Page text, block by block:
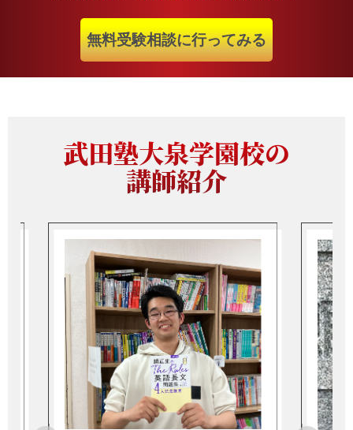
無料受験相談に行ってみる
武田塾大泉学園校の
講師紹介